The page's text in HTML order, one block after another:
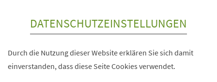
DATENSCHUTZEINSTELLUNGEN
Durch die Nutzung dieser Website erklären Sie sich damit
einverstanden, dass diese Seite Cookies verwendet.